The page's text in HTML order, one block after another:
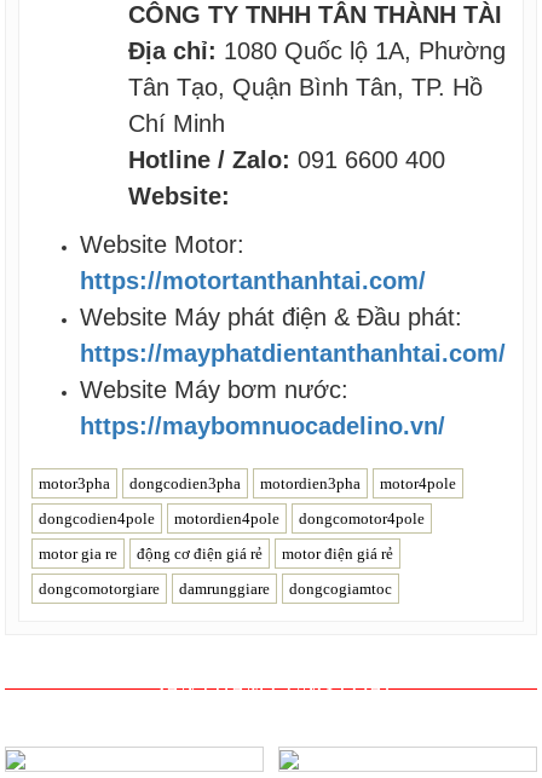
CÔNG TY TNHH TÂN THÀNH TÀI
Địa chỉ: 1080 Quốc lộ 1A, Phường
Tân Tạo, Quận Bình Tân, TP. Hồ
Chí Minh
Hotline / Zalo: 091 6600 400
Website:
Website Motor:
https://motortanthanhtai.com/
Website Máy phát điện & Đầu phát:
https://mayphatdientanthanhtai.com/
Website Máy bơm nước:
https://maybomnuocadelino.vn/
motor3pha dongcodien3pha motordien3pha
motor4pole
dongcodien4pole
motordien4pole
dongcomotor4pole
motor gia re
động cơ điện giá rẻ
motor điện giá rẻ
dongcomotorgiare
damrunggiare dongcogiamtoc
SẢN PHẨM CÙNG LOẠI